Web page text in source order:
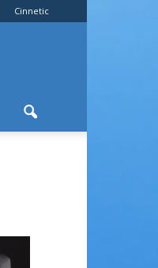
Cinnetic